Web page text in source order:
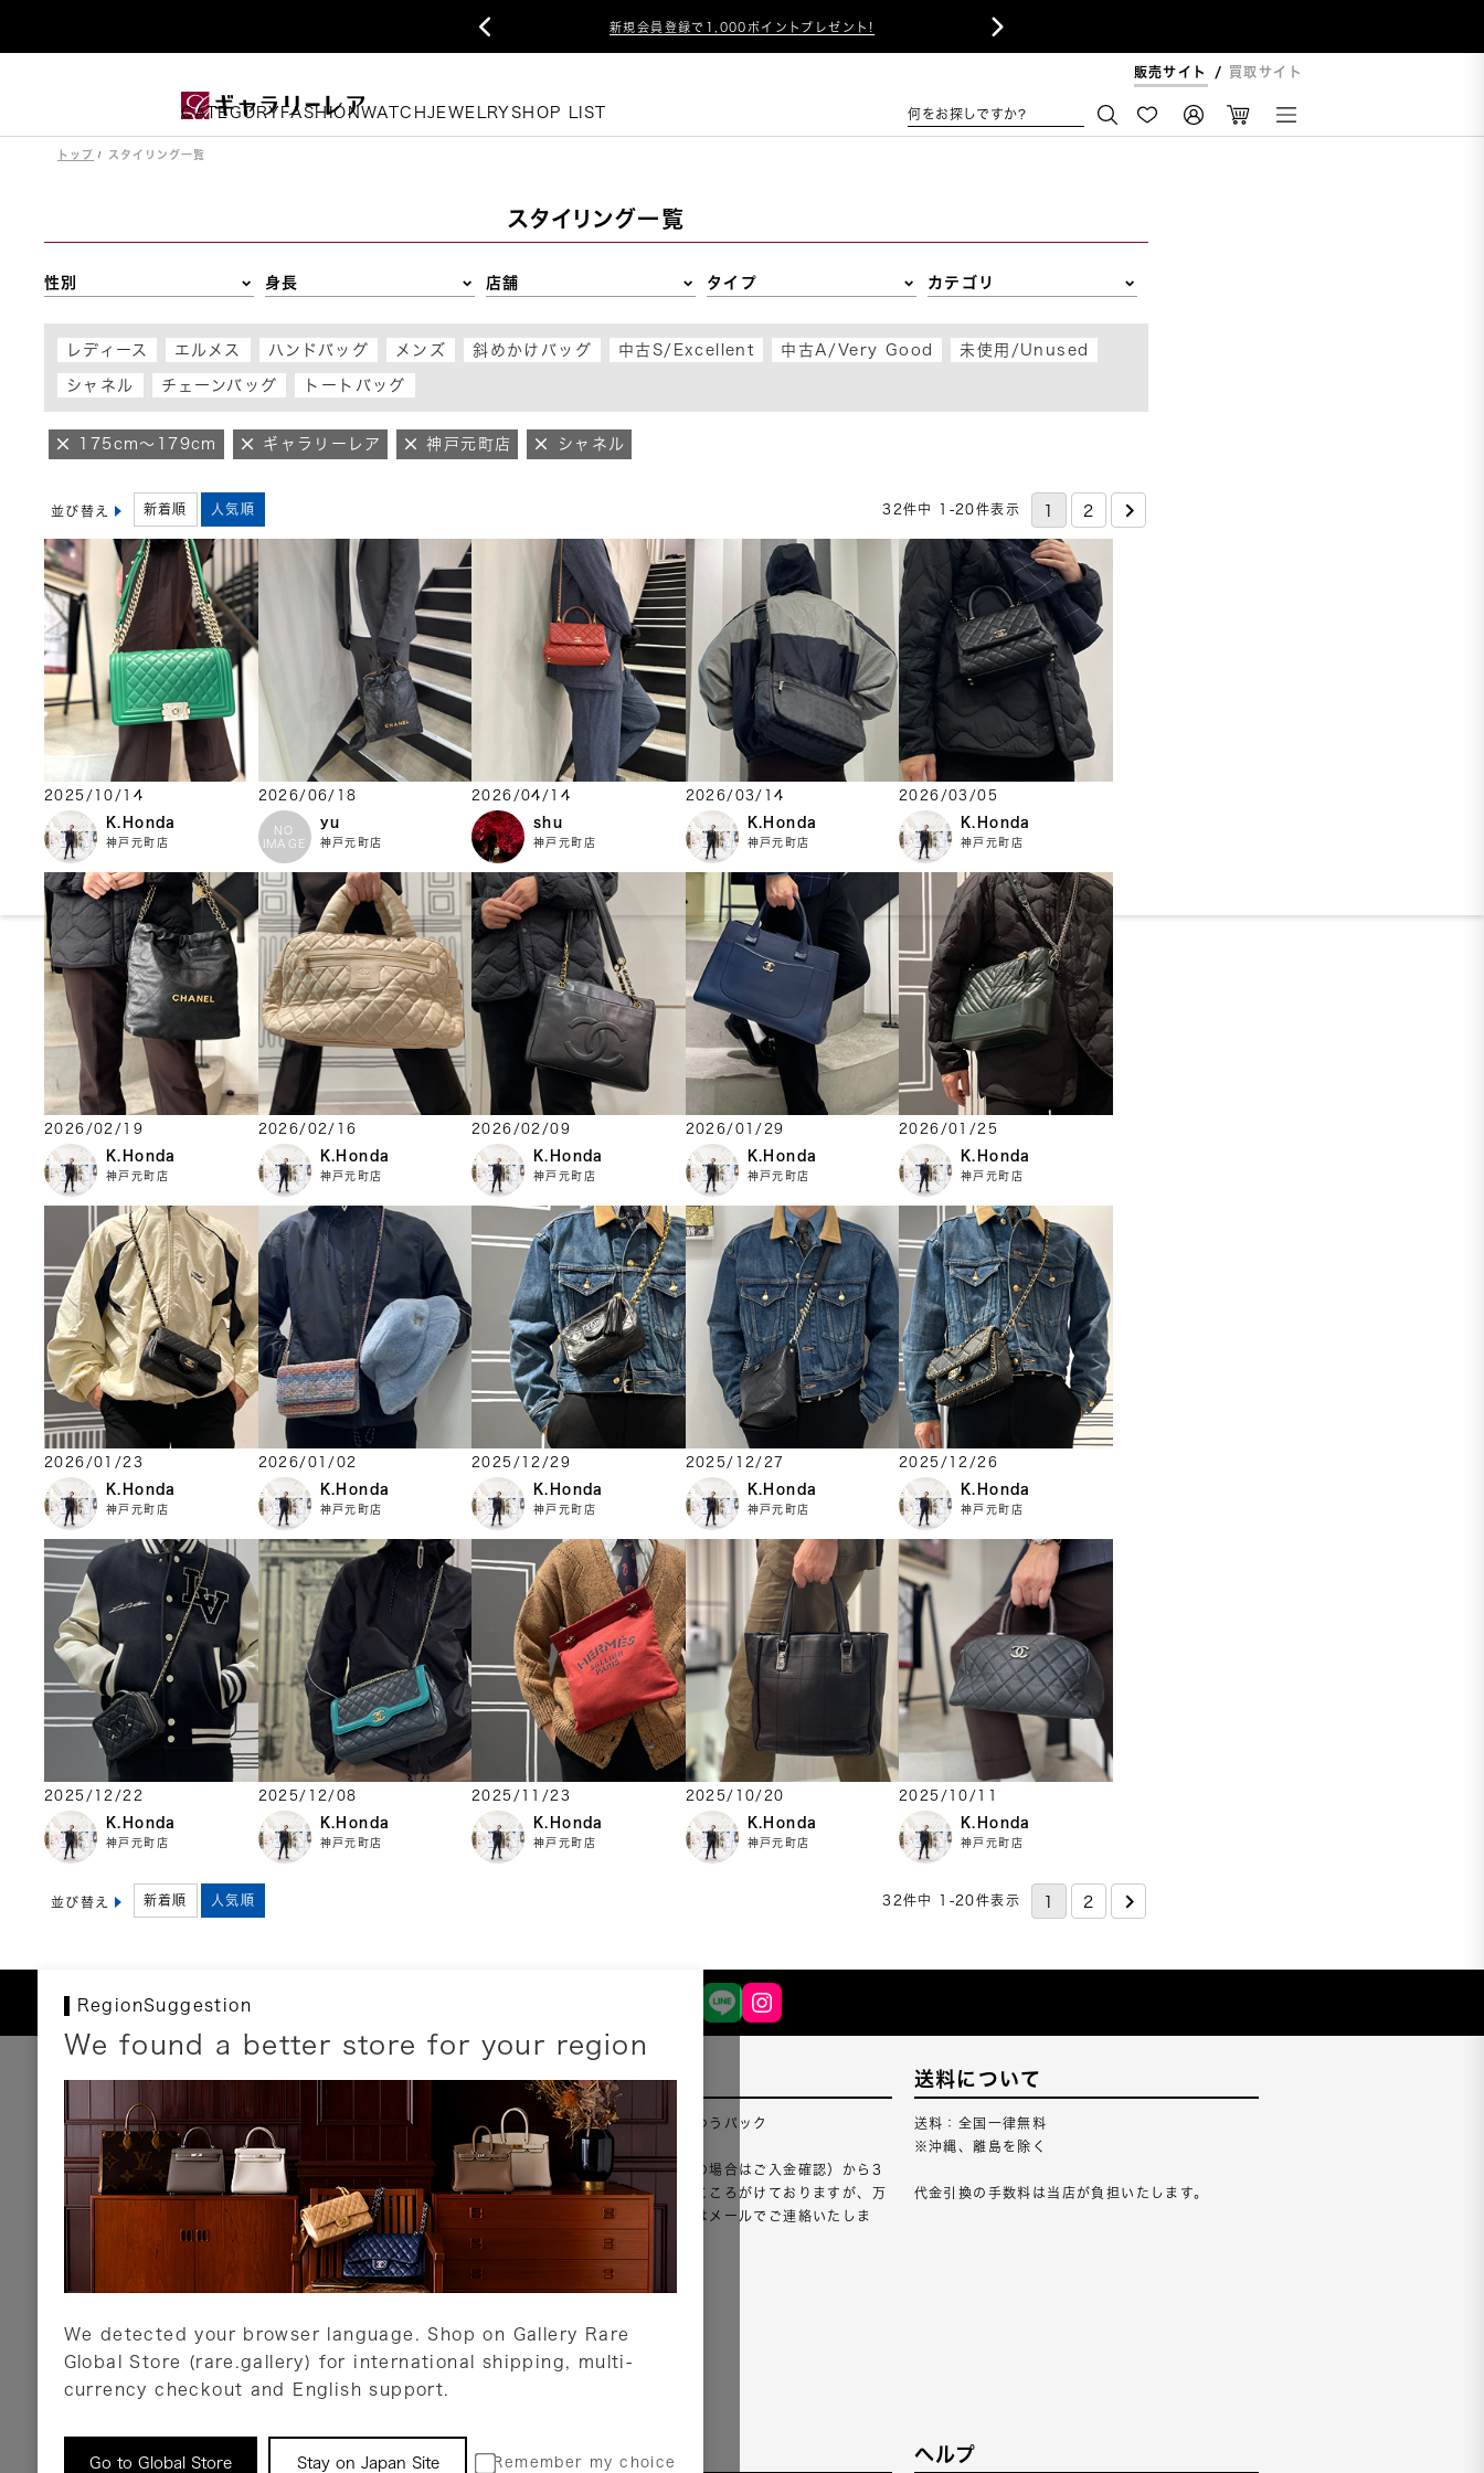
新規会員登録で1,000ポイントプレゼント!
 
販売サイト 買取サイト
CATEGORY FASHIONWATCHJEWELRY SHOP LIST 何をお探しですか?
トップ スタイリング一覧
スタイリング一覧
性別 身長 店舗 タイプ カテゴリ
レディース エルメス ハンドバッグ メンズ 斜めかけバッグ 中古S/Excellent 中古A/Very Good 未使用/Unused
シャネル チェーンバッグ トートバッグ
175cm～179cm ギャラリーレア 神戸元町店 シャネル
並び替え 新着順 人気順 32件中 1 -20件表示 1 2
2025/10/14
K.Honda
神戸元町店
2026/06/18
NO
IMAGE
yu
神戸元町店
2026/04/14
shu
神戸元町店
2026/03/14
K.Honda
神戸元町店
2026/03/05
K.Honda
神戸元町店
2026/02/19
K.Honda
神戸元町店
2026/02/16
K.Honda
神戸元町店
2026/02/09
K.Honda
神戸元町店
2026/01/29
K.Honda
神戸元町店
2026/01/25
K.Honda
神戸元町店
2026/01/23
K.Honda
神戸元町店
2026/01/02
K.Honda
神戸元町店
2025/12/29
K.Honda
神戸元町店
2025/12/27
K.Honda
神戸元町店
2025/12/26
K.Honda
神戸元町店
2025/12/22
K.Honda
神戸元町店
2025/12/08
K.Honda
神戸元町店
2025/11/23
K.Honda
神戸元町店
2025/10/20
K.Honda
神戸元町店
2025/10/11
K.Honda
神戸元町店
並び替え 新着順 人気順 32件中 1 -20件表示 1 2
RegionSuggestion
We found a better store for your region
We detected your browser language. Shop on Gallery Rare
Global Store (rare.gallery) for international shipping, multi-
currency checkout and English support.
Go to Global Store Stay on Japan Site Remember my choice
お支払いについて
以下のお支払方法が利用可能です。
クレジットカード
ショッピングローン
銀行振込・郵便振替
代金引換
Amazon Pay
PayPay
店頭支払い
詳しくはこちら
配送について
配送業者：佐川急便・ゆうパック
ご注文確認（銀行振込の場合はご入金確認）から3
営業日以内のご出荷をこころがけておりますが、万
が一出荷が遅れる場合はメールでご連絡いたしま
詳しくはこちら
送料について
送料：全国一律無料
※沖縄、離島を除く
代金引換の手数料は当店が負担いたします。
返品について サービス ヘルプ